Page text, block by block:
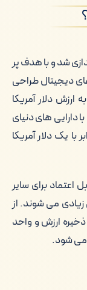
است که در سال ۲۰۱۴ راه اندازی شد و با هدف پر
دیجیتال طراحی
دلار آمریکا
دارایی های دنیای
با یک دلار آمریکا
اعتماد برای سایر
می شوند. از
ارزش و واحد
می شود.